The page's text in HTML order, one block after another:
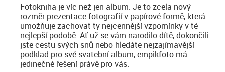
Fotokniha je víc než jen album. Je to zcela nový
rozměr prezentace fotografií v papírové formě, která
umožňuje zachovat ty nejcennější vzpomínky v té
nejlepší podobě. Ať už se vám narodilo dítě, dokončili
jste cestu svých snů nebo hledáte nejzajímavější
podklad pro své svatební album, empikfoto má
jedinečné řešení právě pro vás.